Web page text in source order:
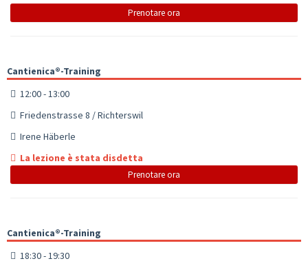
Prenotare ora
Cantienica®-Training
12:00 - 13:00
Friedenstrasse 8 / Richterswil
Irene Häberle
La lezione è stata disdetta
Prenotare ora
Cantienica®-Training
18:30 - 19:30